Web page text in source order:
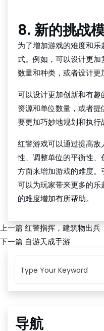
8. 新的挑战
为了增加游戏的难度和
式。例如，可以设计更
数量和种类，或者设计更
可以设计更加创新和有
资源和单位数量，或者
要更加巧妙地规划和执行
红警游戏可以通过提高
性、调整单位的平衡性
方面来增加游戏的难度
可以为玩家带来更多的
的难度增加有所帮助。
上一篇红警指挥，建筑物出兵
下一篇 自游天成手游
导航